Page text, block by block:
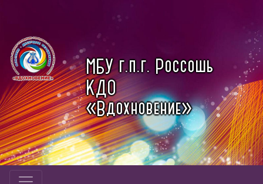
МБУ г.п.г. Россошь
КДО
«Вдохновение»